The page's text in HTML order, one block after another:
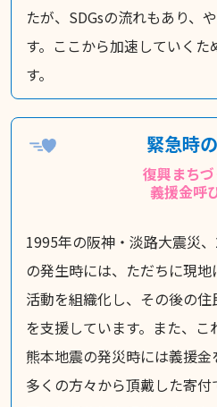
たが、SDGsの流れもあり、
す。ここから加速していく
す。
緊急時
復興まち
義援金呼
1995年の阪神・淡路大震災
の発生時には、ただちに現
活動を組織化し、その後の
を支援しています。また、
熊本地震の発災時には義援
多くの方々から頂戴した寄